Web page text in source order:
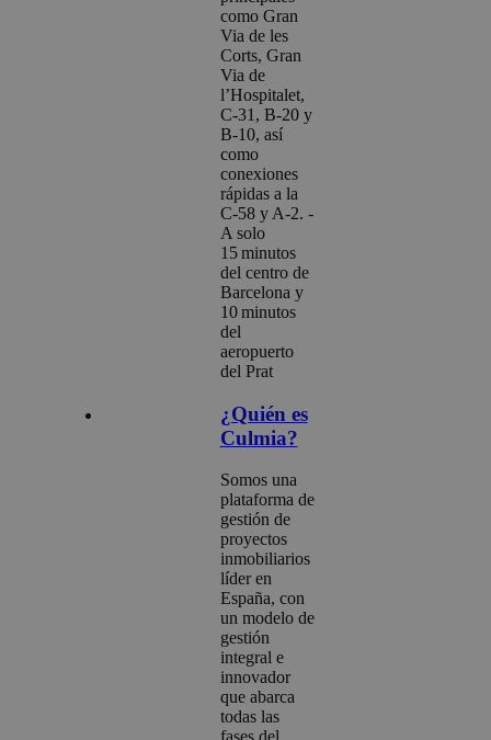
como Gran
Via de les
Corts, Gran
Via de
l’Hospitalet,
C‑31, B‑20 y
B‑10, así
como
conexiones
rápidas a la
C‑58 y A‑2. -
A solo
15 minutos
del centro de
Barcelona y
10 minutos
del
aeropuerto
del Prat
¿Quién es
Culmia?
Somos una
plataforma de
gestión de
proyectos
inmobiliarios
líder en
España, con
un modelo de
gestión
integral e
innovador
que abarca
todas las